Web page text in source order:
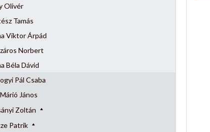
Olivér
Tamás
Viktor Árpád
Norbert
Béla Dávid
Pál Csaba
János
Zoltán
Patrik